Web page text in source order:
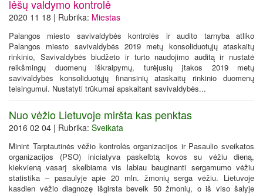
lėšų valdymo kontrolė
2020 11 18 | Rubrika: Miestas
Palangos miesto savivaldybės kontrolės ir audito tarnyba atliko
Palangos miesto savivaldybės 2019 metų konsoliduotųjų ataskaitų
rinkinio, Savivaldybės biudžeto ir turto naudojimo auditą ir nustatė
reikšmingų duomenų iškraipymų, turėjusių įtakos 2019 metų
savivaldybės konsoliduotųjų finansinių ataskaitų rinkinio duomenų
teisingumui. Nustatyti trūkumai apskaitant savivaldybės...
Nuo vėžio Lietuvoje miršta kas penktas
2016 02 04 | Rubrika: Sveikata
Minint Tarptautinės vėžio kontrolės organizacijos ir Pasaulio sveikatos
organizacijos (PSO) iniciatyva paskelbtą kovos su vėžiu dieną,
kiekvieną vasarį skelbiama vis labiau bauginanti sergamumo vėžiu
statistika – pasaulyje apie 20 mln. žmonių serga vėžiu. Lietuvoje
kasdien vėžio diagnozę išgirsta beveik 50 žmonių, o iš viso šalyje